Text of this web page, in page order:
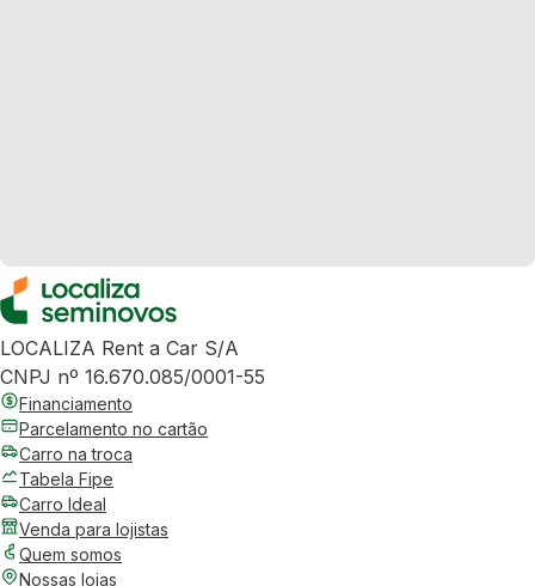
LOCALIZA Rent a Car S/A
CNPJ nº 16.670.085/0001-55
Financiamento
Parcelamento no cartão
Carro na troca
Tabela Fipe
Carro Ideal
Venda para lojistas
Quem somos
Nossas lojas